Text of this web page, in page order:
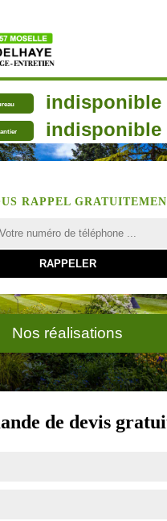
indisponible
indisponible
RAPPEL
Nos réalisations
de devis